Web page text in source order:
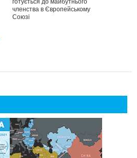
готується до майбутнього
членства в Європейському
Союзі